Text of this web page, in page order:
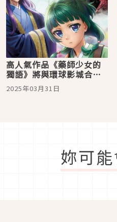
高人氣作品《藥師少女的
獨語》將與環球影城合作
囉！「超真實」體驗設施
即將登場
2025年03月31日
妳可